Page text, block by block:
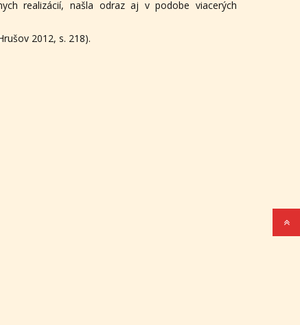
realizácií, našla odraz aj v podobe viacerých
2012, s. 218).